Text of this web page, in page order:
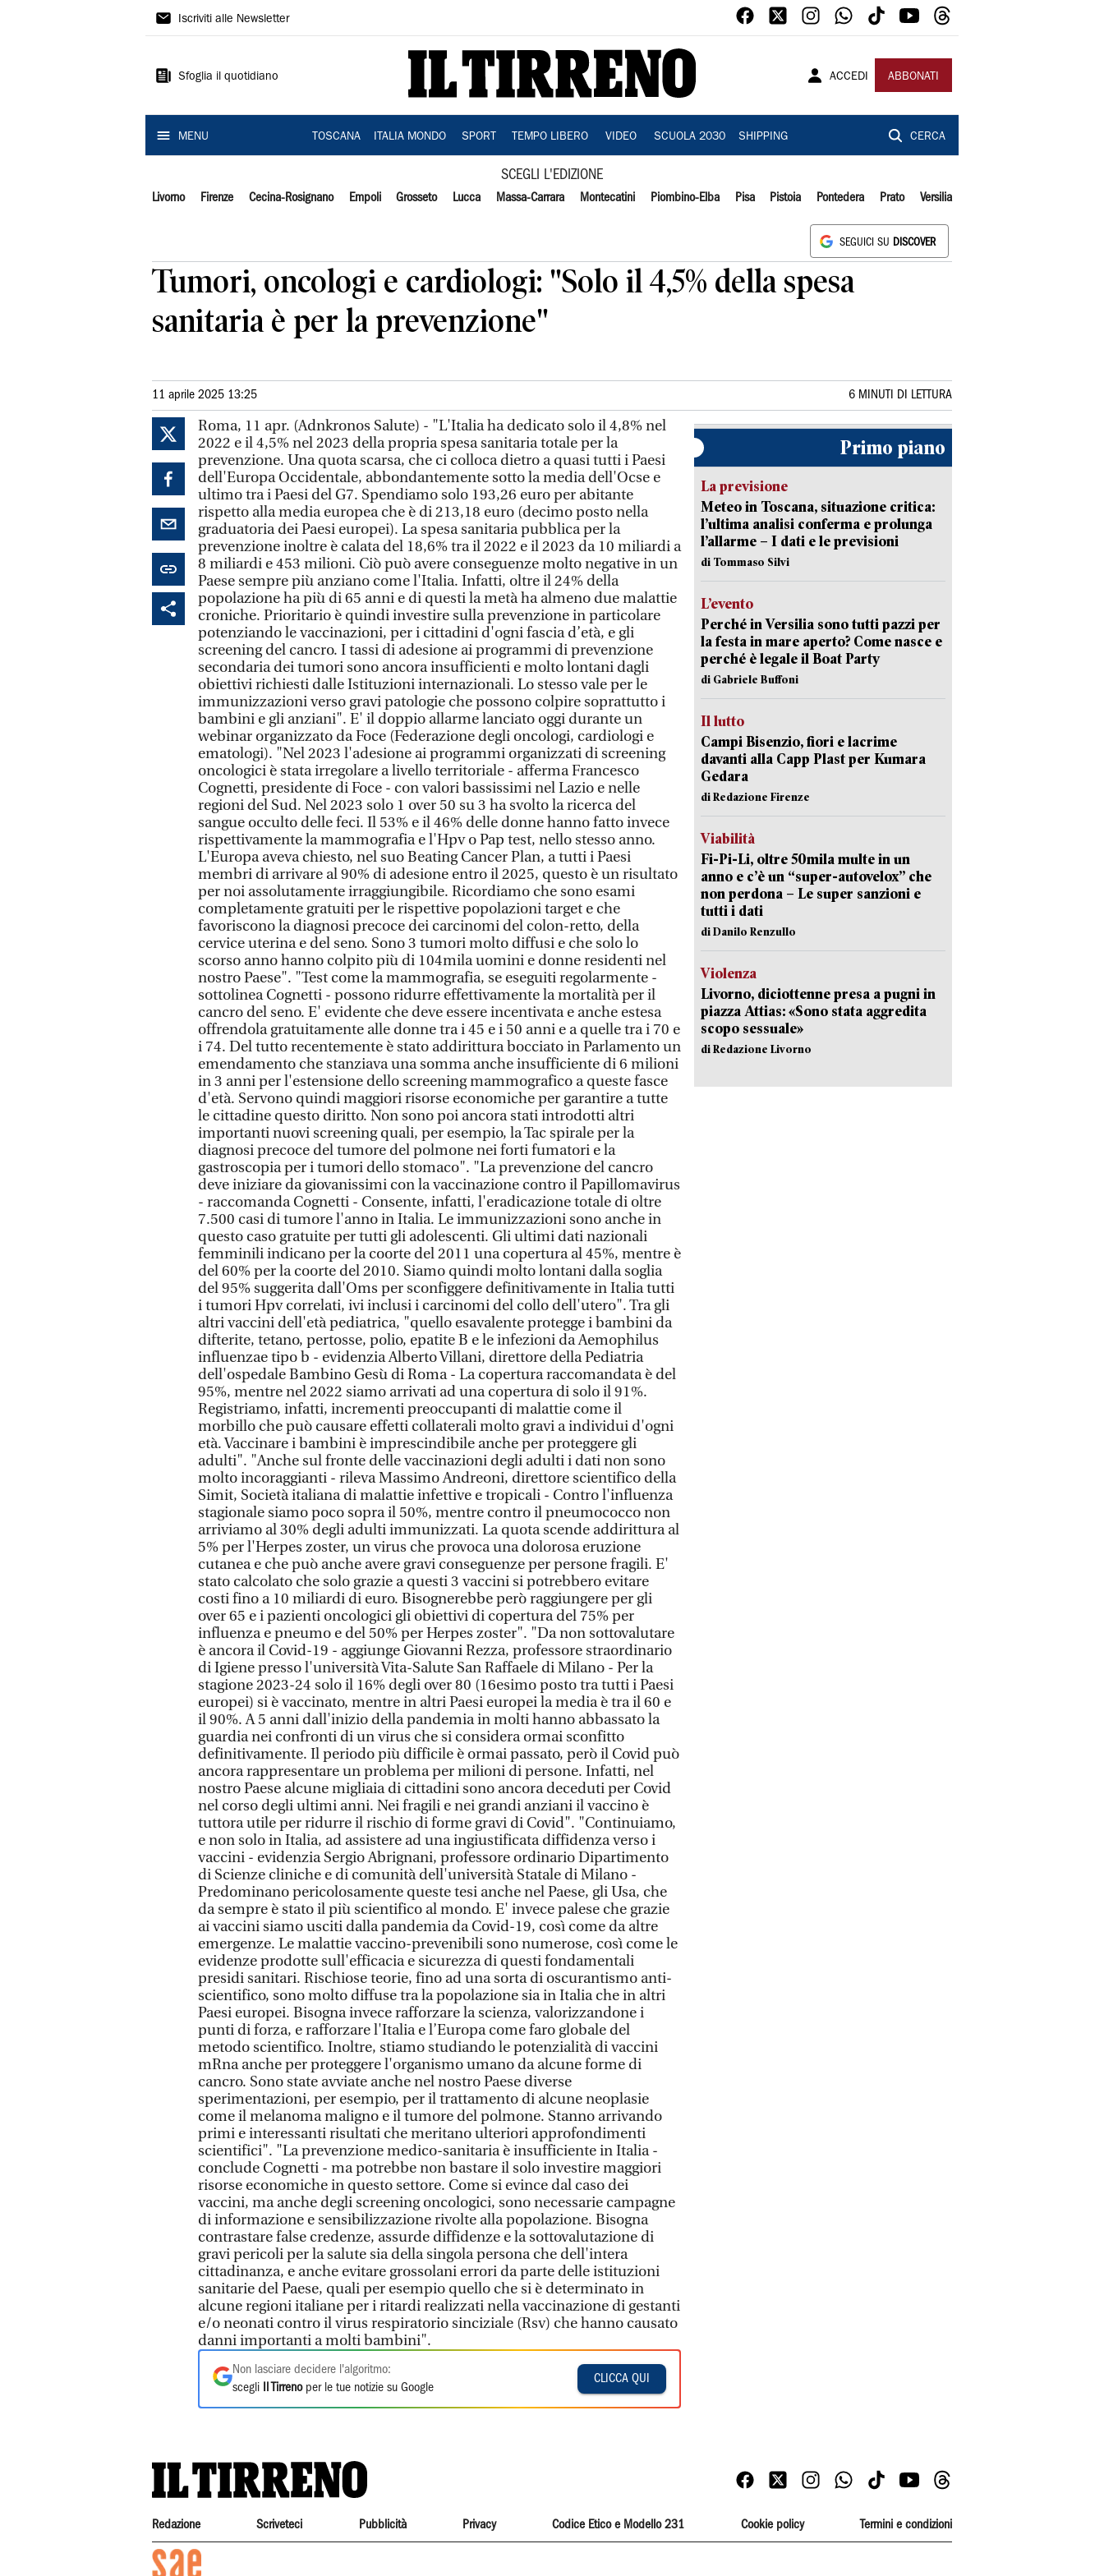
Il
Iscriviti alle Newsletter
Sfoglia il quotidiano ACCEDI ABBONATI
MENU TOSCANA ITALIA MONDO SPORT TEMPO LIBERO VIDEO SCUOLA 2030 SHIPPING CERCA
SCEGLI L'EDIZIONE
Livorno Firenze Cecina-Rosignano Empoli Grosseto Lucca Massa-Carrara Montecatini Piombino-Elba Pisa Pistoia Pontedera Prato Versilia
SEGUICI SU DISCOVER
Tumori, oncologi e cardiologi: "Solo il 4,5% della spesa
sanitaria è per la prevenzione"
11 aprile 2025 13:25 6 MINUTI DI LETTURA
Roma, 11 apr. (Adnkronos Salute) - "L'Italia ha dedicato solo il 4,8% nel
2022 e il 4,5% nel 2023 della propria spesa sanitaria totale per la
prevenzione. Una quota scarsa, che ci colloca dietro a quasi tutti i Paesi
dell'Europa Occidentale, abbondantemente sotto la media dell'Ocse e
ultimo tra i Paesi del G7. Spendiamo solo 193,26 euro per abitante
rispetto alla media europea che è di 213,18 euro (decimo posto nella
graduatoria dei Paesi europei). La spesa sanitaria pubblica per la
prevenzione inoltre è calata del 18,6% tra il 2022 e il 2023 da 10 miliardi a
8 miliardi e 453 milioni. Ciò può avere conseguenze molto negative in un
Paese sempre più anziano come l'Italia. Infatti, oltre il 24% della
popolazione ha più di 65 anni e di questi la metà ha almeno due malattie
croniche. Prioritario è quindi investire sulla prevenzione in particolare
potenziando le vaccinazioni, per i cittadini d'ogni fascia d’età, e gli
screening del cancro. I tassi di adesione ai programmi di prevenzione
secondaria dei tumori sono ancora insufficienti e molto lontani dagli
obiettivi richiesti dalle Istituzioni internazionali. Lo stesso vale per le
immunizzazioni verso gravi patologie che possono colpire soprattutto i
bambini e gli anziani". E' il doppio allarme lanciato oggi durante un
webinar organizzato da Foce (Federazione degli oncologi, cardiologi e
ematologi). "Nel 2023 l'adesione ai programmi organizzati di screening
oncologici è stata irregolare a livello territoriale - afferma Francesco
Cognetti, presidente di Foce - con valori bassissimi nel Lazio e nelle
regioni del Sud. Nel 2023 solo 1 over 50 su 3 ha svolto la ricerca del
sangue occulto delle feci. Il 53% e il 46% delle donne hanno fatto invece
rispettivamente la mammografia e l'Hpv o Pap test, nello stesso anno.
L'Europa aveva chiesto, nel suo Beating Cancer Plan, a tutti i Paesi
membri di arrivare al 90% di adesione entro il 2025, questo è un risultato
per noi assolutamente irraggiungibile. Ricordiamo che sono esami
completamente gratuiti per le rispettive popolazioni target e che
favoriscono la diagnosi precoce dei carcinomi del colon-retto, della
cervice uterina e del seno. Sono 3 tumori molto diffusi e che solo lo
scorso anno hanno colpito più di 104mila uomini e donne residenti nel
nostro Paese". "Test come la mammografia, se eseguiti regolarmente -
sottolinea Cognetti - possono ridurre effettivamente la mortalità per il
cancro del seno. E' evidente che deve essere incentivata e anche estesa
offrendola gratuitamente alle donne tra i 45 e i 50 anni e a quelle tra i 70 e
i 74. Del tutto recentemente è stato addirittura bocciato in Parlamento un
emendamento che stanziava una somma anche insufficiente di 6 milioni
in 3 anni per l'estensione dello screening mammografico a queste fasce
d'età. Servono quindi maggiori risorse economiche per garantire a tutte
le cittadine questo diritto. Non sono poi ancora stati introdotti altri
importanti nuovi screening quali, per esempio, la Tac spirale per la
diagnosi precoce del tumore del polmone nei forti fumatori e la
gastroscopia per i tumori dello stomaco". "La prevenzione del cancro
deve iniziare da giovanissimi con la vaccinazione contro il Papillomavirus
- raccomanda Cognetti - Consente, infatti, l'eradicazione totale di oltre
7.500 casi di tumore l'anno in Italia. Le immunizzazioni sono anche in
questo caso gratuite per tutti gli adolescenti. Gli ultimi dati nazionali
femminili indicano per la coorte del 2011 una copertura al 45%, mentre è
del 60% per la coorte del 2010. Siamo quindi molto lontani dalla soglia
del 95% suggerita dall'Oms per sconfiggere definitivamente in Italia tutti
i tumori Hpv correlati, ivi inclusi i carcinomi del collo dell'utero". Tra gli
altri vaccini dell'età pediatrica, "quello esavalente protegge i bambini da
difterite, tetano, pertosse, polio, epatite B e le infezioni da Aemophilus
influenzae tipo b - evidenzia Alberto Villani, direttore della Pediatria
dell'ospedale Bambino Gesù di Roma - La copertura raccomandata è del
95%, mentre nel 2022 siamo arrivati ad una copertura di solo il 91%.
Registriamo, infatti, incrementi preoccupanti di malattie come il
morbillo che può causare effetti collaterali molto gravi a individui d'ogni
età. Vaccinare i bambini è imprescindibile anche per proteggere gli
adulti". "Anche sul fronte delle vaccinazioni degli adulti i dati non sono
molto incoraggianti - rileva Massimo Andreoni, direttore scientifico della
Simit, Società italiana di malattie infettive e tropicali - Contro l'influenza
stagionale siamo poco sopra il 50%, mentre contro il pneumococco non
arriviamo al 30% degli adulti immunizzati. La quota scende addirittura al
5% per l'Herpes zoster, un virus che provoca una dolorosa eruzione
cutanea e che può anche avere gravi conseguenze per persone fragili. E'
stato calcolato che solo grazie a questi 3 vaccini si potrebbero evitare
costi fino a 10 miliardi di euro. Bisognerebbe però raggiungere per gli
over 65 e i pazienti oncologici gli obiettivi di copertura del 75% per
influenza e pneumo e del 50% per Herpes zoster". "Da non sottovalutare
è ancora il Covid-19 - aggiunge Giovanni Rezza, professore straordinario
di Igiene presso l'università Vita-Salute San Raffaele di Milano - Per la
stagione 2023-24 solo il 16% degli over 80 (16esimo posto tra tutti i Paesi
europei) si è vaccinato, mentre in altri Paesi europei la media è tra il 60 e
il 90%. A 5 anni dall'inizio della pandemia in molti hanno abbassato la
guardia nei confronti di un virus che si considera ormai sconfitto
definitivamente. Il periodo più difficile è ormai passato, però il Covid può
ancora rappresentare un problema per milioni di persone. Infatti, nel
nostro Paese alcune migliaia di cittadini sono ancora deceduti per Covid
nel corso degli ultimi anni. Nei fragili e nei grandi anziani il vaccino è
tuttora utile per ridurre il rischio di forme gravi di Covid". "Continuiamo,
e non solo in Italia, ad assistere ad una ingiustificata diffidenza verso i
vaccini - evidenzia Sergio Abrignani, professore ordinario Dipartimento
di Scienze cliniche e di comunità dell'università Statale di Milano -
Predominano pericolosamente queste tesi anche nel Paese, gli Usa, che
da sempre è stato il più scientifico al mondo. E' invece palese che grazie
ai vaccini siamo usciti dalla pandemia da Covid-19, così come da altre
emergenze. Le malattie vaccino-prevenibili sono numerose, così come le
evidenze prodotte sull'efficacia e sicurezza di questi fondamentali
presidi sanitari. Rischiose teorie, fino ad una sorta di oscurantismo anti-
scientifico, sono molto diffuse tra la popolazione sia in Italia che in altri
Paesi europei. Bisogna invece rafforzare la scienza, valorizzandone i
punti di forza, e rafforzare l'Italia e l’Europa come faro globale del
metodo scientifico. Inoltre, stiamo studiando le potenzialità di vaccini
mRna anche per proteggere l'organismo umano da alcune forme di
cancro. Sono state avviate anche nel nostro Paese diverse
sperimentazioni, per esempio, per il trattamento di alcune neoplasie
come il melanoma maligno e il tumore del polmone. Stanno arrivando
primi e interessanti risultati che meritano ulteriori approfondimenti
scientifici". "La prevenzione medico-sanitaria è insufficiente in Italia -
conclude Cognetti - ma potrebbe non bastare il solo investire maggiori
risorse economiche in questo settore. Come si evince dal caso dei
vaccini, ma anche degli screening oncologici, sono necessarie campagne
di informazione e sensibilizzazione rivolte alla popolazione. Bisogna
contrastare false credenze, assurde diffidenze e la sottovalutazione di
gravi pericoli per la salute sia della singola persona che dell'intera
cittadinanza, e anche evitare grossolani errori da parte delle istituzioni
sanitarie del Paese, quali per esempio quello che si è determinato in
alcune regioni italiane per i ritardi realizzati nella vaccinazione di gestanti
e/o neonati contro il virus respiratorio sinciziale (Rsv) che hanno causato
danni importanti a molti bambini".
Non lasciare decidere l'algoritmo:
scegli
Il Tirrenoper le tue notizie su Google
CLICCA QUI
Primo piano
La previsione
Meteo in Toscana, situazione critica:
l’ultima analisi conferma e prolunga
l’allarme – I dati e le previsioni
di Tommaso Silvi
L’evento
Perché in Versilia sono tutti pazzi per
la festa in mare aperto? Come nasce e
perché è legale il Boat Party
di Gabriele Buffoni
Il lutto
Campi Bisenzio, fiori e lacrime
davanti alla Capp Plast per Kumara
Gedara
di Redazione Firenze
Viabilità
Fi-Pi-Li, oltre 50mila multe in un
anno e c’è un “super-autovelox” che
non perdona – Le super sanzioni e
tutti i dati
di Danilo Renzullo
Violenza
Livorno, diciottenne presa a pugni in
piazza Attias: «Sono stata aggredita
scopo sessuale»
di Redazione Livorno
Redazione Scriveteci Pubblicità Privacy Codice Etico e Modello 231 Cookie policy Termini e condizioni